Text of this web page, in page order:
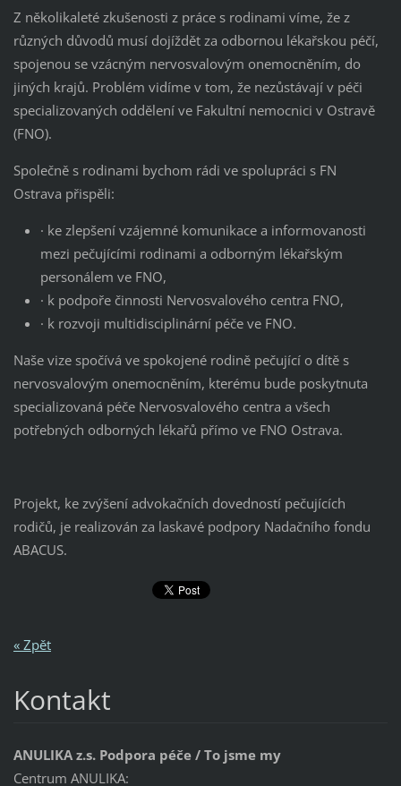
Z několikaleté zkušenosti z práce s rodinami víme, že z
různých důvodů musí dojíždět za odbornou lékařskou péčí,
spojenou se vzácným nervosvalovým onemocněním, do
jiných krajů. Problém vidíme v tom, že nezůstávají v péči
specializovaných oddělení ve Fakultní nemocnici v Ostravě
(FNO).
Společně s rodinami bychom rádi ve spolupráci s FN
Ostrava přispěli:
· ke zlepšení vzájemné komunikace a informovanosti
mezi pečujícími rodinami a odborným lékařským
personálem ve FNO,
· k podpoře činnosti Nervosvalového centra FNO,
· k rozvoji multidisciplinární péče ve FNO.
Naše vize spočívá ve spokojené rodině pečující o dítě s
nervosvalovým onemocněním, kterému bude poskytnuta
specializovaná péče Nervosvalového centra a všech
potřebných odborných lékařů přímo ve FNO Ostrava.
Projekt, ke zvýšení advokačních dovedností pečujících
rodičů, je realizován za laskavé podpory Nadačního fondu
ABACUS.
« Zpět
Kontakt
ANULIKA z.s. Podpora péče / To jsme my
Centrum ANULIKA: